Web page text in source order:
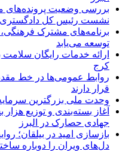
بررسی وضعیت پرونده‌های
نشست رئیس کل دادگستری
برنامه‌های مشترک فرهنگی،
توسعه می‌یابد
کرج
روابط عمومی‌ها در خط
قرار دارند
وحدت ملی بزرگترین
آغاز بسته‌بندی و توزیع
جهادی حصارک در البرز
بازسازی امید در بیلقان؛
دل‌های ویران را دوباره